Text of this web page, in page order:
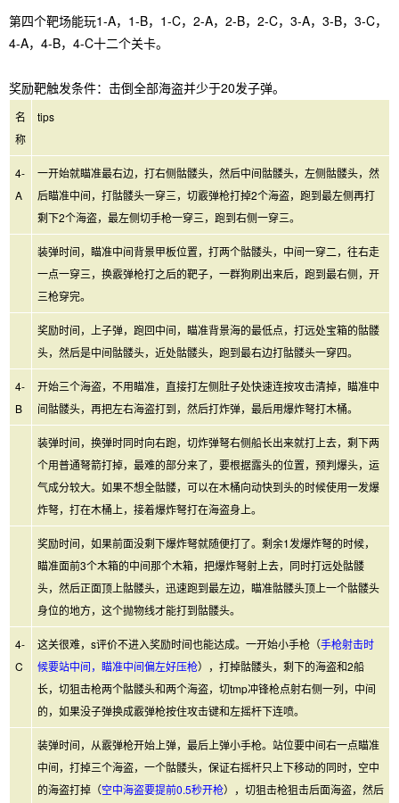
第四个靶场能玩1-A，1-B，1-C，2-A，2-B，2-C，3-A，3-B，3-C，
4-A，4-B，4-C十二个关卡。
奖励靶触发条件：击倒全部海盗并少于20发子弹。
名
称
tips
4-
A
一开始就瞄准最右边，打右侧骷髅头，然后中间骷髅头，左侧骷髅头，然
后瞄准中间，打骷髅头一穿三，切霰弹枪打掉2个海盗，跑到最左侧再打
剩下2个海盗，最左侧切手枪一穿三，跑到右侧一穿三。
装弹时间，瞄准中间背景甲板位置，打两个骷髅头，中间一穿二，往右走
一点一穿三，换霰弹枪打之后的靶子，一群狗刷出来后，跑到最右侧，开
三枪穿完。
奖励时间，上子弹，跑回中间，瞄准背景海的最低点，打远处宝箱的骷髅
头，然后是中间骷髅头，近处骷髅头，跑到最右边打骷髅头一穿四。
4-
B
开始三个海盗，不用瞄准，直接打左侧肚子处快速连按攻击清掉，瞄准中
间骷髅头，再把左右海盗打到，然后打炸弹，最后用爆炸弩打木桶。
装弹时间，换弹时同时向右跑，切炸弹弩右侧船长出来就打上去，剩下两
个用普通弩箭打掉，最难的部分来了，要根据露头的位置，预判爆头，运
气成分较大。如果不想全骷髅，可以在木桶向动快到头的时候使用一发爆
炸弩，打在木桶上，接着爆炸弩打在海盗身上。
奖励时间，如果前面没剩下爆炸弩就随便打了。剩余1发爆炸弩的时候，
瞄准面前3个木箱的中间那个木箱，把爆炸弩射上去，同时打远处骷髅
头，然后正面顶上骷髅头，迅速跑到最左边，瞄准骷髅头顶上一个骷髅头
身位的地方，这个抛物线才能打到骷髅头。
4-
C
这关很难，s评价不进入奖励时间也能达成。一开始小手枪（手枪射击时
候要站中间，瞄准中间偏左好压枪），打掉骷髅头，剩下的海盗和2船
长，切狙击枪两个骷髅头和两个海盗，切tmp冲锋枪点射右侧一列，中间
的，如果没子弹换成霰弹枪按住攻击键和左摇杆下连喷。
装弹时间，从霰弹枪开始上弹，最后上弹小手枪。站位要中间右一点瞄准
中间，打掉三个海盗，一个骷髅头，保证右摇杆只上下移动的同时，空中
的海盗打掉（空中海盗要提前0.5秒开枪），切狙击枪狙击后面海盗，然后